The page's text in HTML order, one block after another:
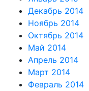
Декабрь 2014
Ноябрь 2014
Октябрь 2014
Май 2014
Апрель 2014
Март 2014
Февраль 2014